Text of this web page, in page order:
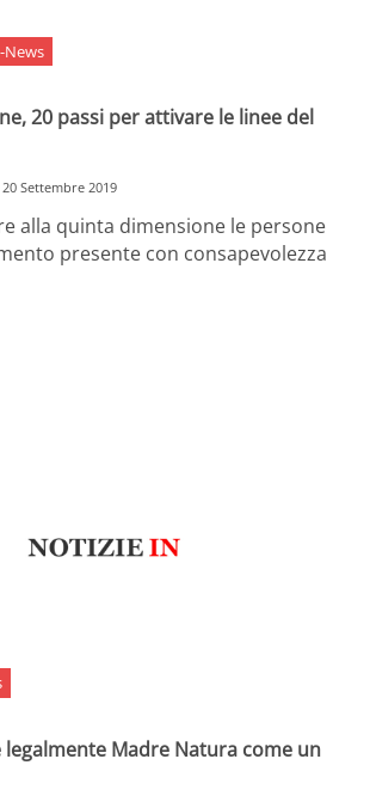
News
20 passi per attivare le linee del
20 Settembre 2019
alla quinta dimensione le persone
presente con consapevolezza
legalmente Madre Natura come un